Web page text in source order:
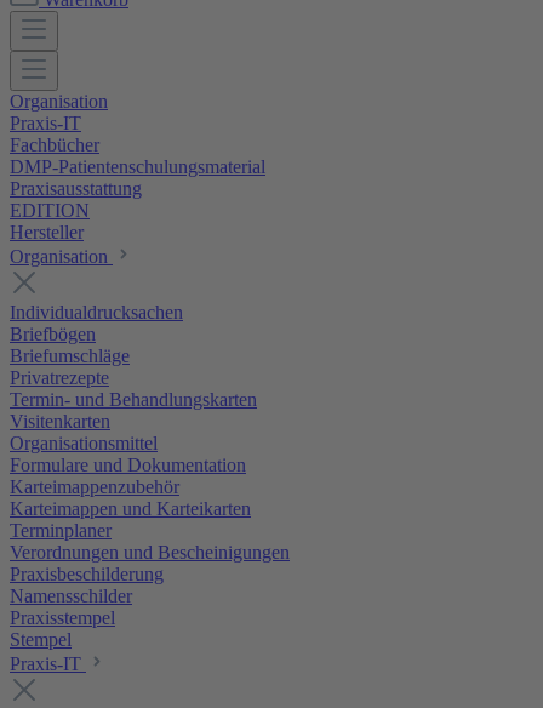
Organisation
Praxis-IT
Fachbücher
DMP-Patientenschulungsmaterial
Praxisausstattung
EDITION
Hersteller
Organisation
Individualdrucksachen
Briefbögen
Briefumschläge
Privatrezepte
Termin- und Behandlungskarten
Visitenkarten
Organisationsmittel
Formulare und Dokumentation
Karteimappenzubehör
Karteimappen und Karteikarten
Terminplaner
Verordnungen und Bescheinigungen
Praxisbeschilderung
Namensschilder
Praxisstempel
Stempel
Praxis-IT